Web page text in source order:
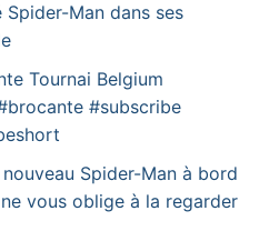
Man dans ses
Tournai Belgium
#subscribe
Spider-Man à bord
vous oblige à la regarder